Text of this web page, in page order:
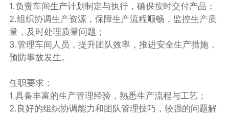
1.负责车间生产计划制定与执行，确保按时交付产品；
2.组织协调生产资源，保障生产流程顺畅，监控生产质
量，及时处理质量问题；
3.管理车间人员，提升团队效率，推进安全生产措施，
预防事故发生。
任职要求：
1.具备丰富的生产管理经验，熟悉生产流程与工艺；
2.良好的组织协调能力和团队管理技巧，较强的问题解